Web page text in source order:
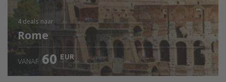
4 deals naar
Rome
VANAF 60 EUR